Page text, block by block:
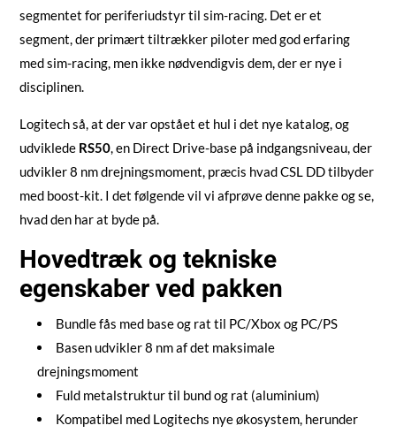
segmentet for periferiudstyr til sim-racing. Det er et
segment, der primært tiltrækker piloter med god erfaring
med sim-racing, men ikke nødvendigvis dem, der er nye i
disciplinen.
Logitech så, at der var opstået et hul i det nye katalog, og
udviklede RS50, en Direct Drive-base på indgangsniveau, der
udvikler 8 nm drejningsmoment, præcis hvad CSL DD tilbyder
med boost-kit. I det følgende vil vi afprøve denne pakke og se,
hvad den har at byde på.
Hovedtræk og tekniske
egenskaber ved pakken
Bundle fås med base og rat til PC/Xbox og PC/PS
Basen udvikler 8 nm af det maksimale
drejningsmoment
Fuld metalstruktur til bund og rat (aluminium)
Kompatibel med Logitechs nye økosystem, herunder